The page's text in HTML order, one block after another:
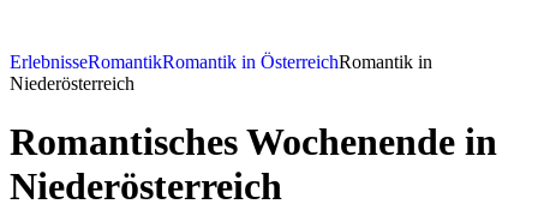
ErlebnisseRomantikRomantik in ÖsterreichRomantik in
Niederösterreich
Romantisches Wochenende in
Niederösterreich